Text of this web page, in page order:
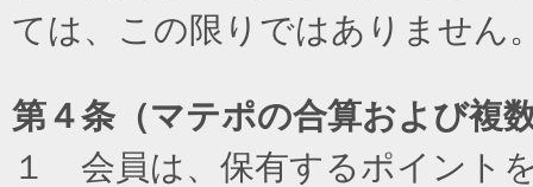
ては、この限りではありません
第４条（マテポの合算および複
１ 会員は、保有するポイント